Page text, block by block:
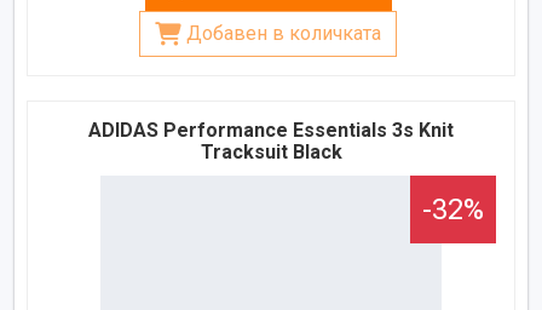
Добавен в количката
ADIDAS Performance Essentials 3s Knit
Tracksuit Black
-32%